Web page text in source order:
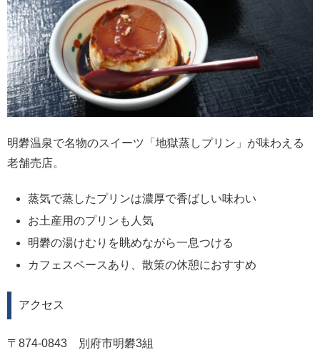
明礬温泉で名物のスイーツ「地獄蒸しプリン」が味わえる
老舗売店。
蒸気で蒸したプリンは濃厚で香ばしい味わい
お土産用のプリンも人気
明礬の湯けむりを眺めながら一息つける
カフェスペースあり、散策の休憩におすすめ
アクセス
〒874-0843 別府市明礬3組